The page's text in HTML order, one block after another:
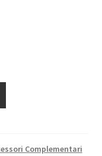
Complementari